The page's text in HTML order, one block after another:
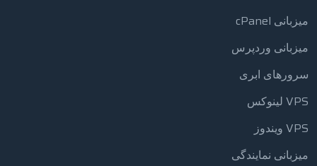
میزبانی cPanel
میزبانی وردپرس
سرورهای ابری
VPS لینوکس
VPS ویندوز
میزبانی نمایندگی